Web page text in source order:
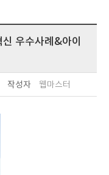
우수사례&아이
작성자 웹마스터